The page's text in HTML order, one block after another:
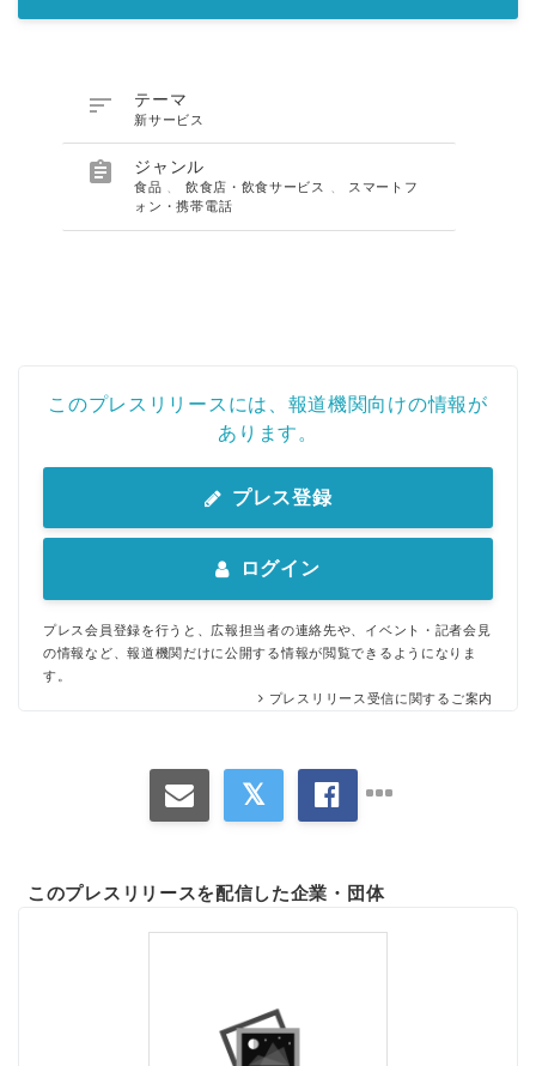
 テーマ
新サービス
 ジャンル
食品 飲食店・飲食サービス
スマートフ
ォン・携帯電話
このプレスリリースには、報道機関向けの情報が
あります。
プレス登録
ログイン
プレス会員登録を行うと、広報担当者の連絡先や、イベント・記者会見
の情報など、報道機関だけに公開する情報が閲覧できるようになりま
す。
プレスリリース受信に関するご案内
このプレスリリースを配信した企業・団体